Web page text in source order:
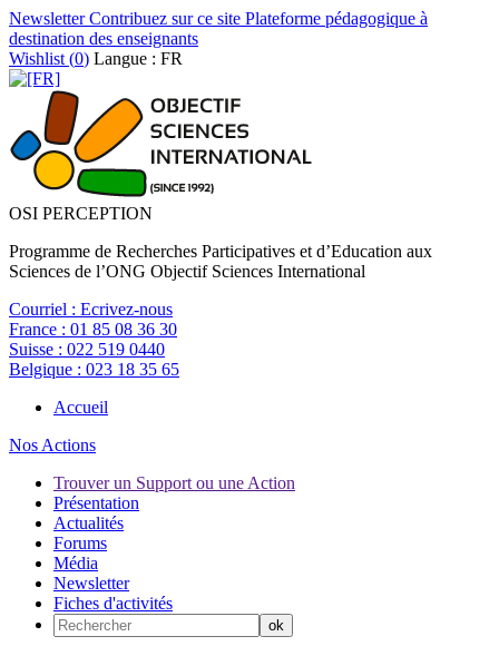
NewsletterContribuez sur ce site Plateforme pédagogique à
destination des enseignants
Wishlist (0) Langue : FR
OSI PERCEPTION
Programme de Recherches Participatives et d’Education aux
Sciences de l’ONG Objectif Sciences International
Courriel : Ecrivez-nous
France : 01 85 08 36 30
Suisse : 022 519 0440
Belgique : 023 18 35 65
Accueil
Nos Actions
Trouver un Support ou une Action
Présentation
Actualités
Forums
Média
Newsletter
Fiches d'activités